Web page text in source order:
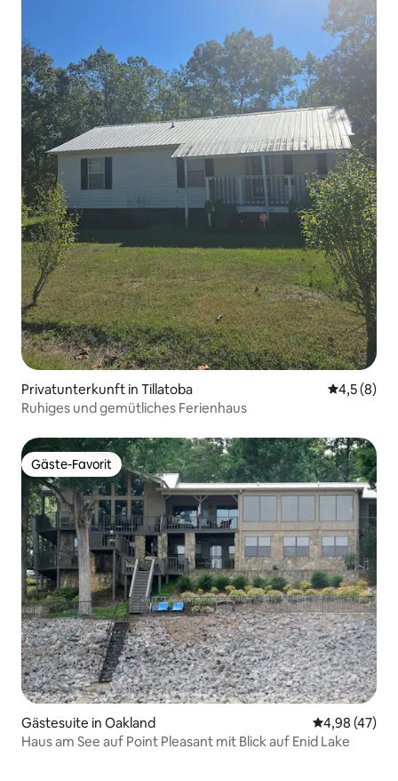
Privatunterkunft in Tillatoba
4,5 (8)
Ruhiges und gemütliches Ferienhaus
Gäste-Favorit
Gäste-Favorit
Gästesuite in Oakland
4,98 (47)
Haus am See auf Point Pleasant mit Blick auf Enid Lake